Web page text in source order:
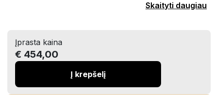
Skaityti daugiau
Įprasta kaina
€ 454,00
Į krepšelį